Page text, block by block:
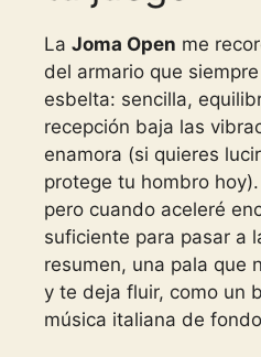
La Joma Open me
del armario que
esbelta: sencilla,
recepción baja las
enamora (si quieres
protege tu hombro
pero cuando aceleré
suficiente para pasar a
resumen, una pala que
y te deja fluir, como un
música italiana de